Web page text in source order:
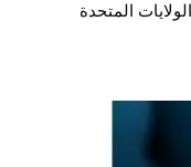
المتحدة